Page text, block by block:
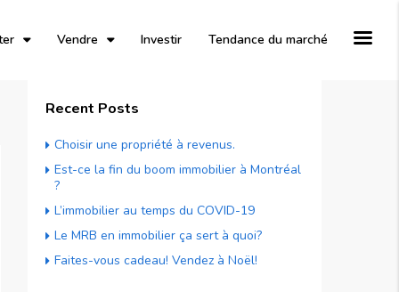
Vendre Investir Tendance du marché
Recent Posts
Choisir une propriété à revenus.
Est-ce la fin du boom immobilier à Montréal
?
L’immobilier au temps du COVID-19
Le MRB en immobilier ça sert à quoi?
Faites-vous cadeau! Vendez à Noël!